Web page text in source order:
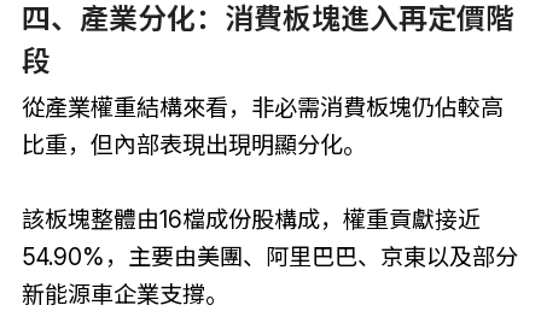
四、產業分化：消費板塊進入再定價階
段
從產業權重結構來看，非必需消費板塊仍佔較高
比重，但內部表現出現明顯分化。
該板塊整體由16檔成份股構成，權重貢獻接近
54.90%，主要由美團、阿里巴巴、京東以及部分
新能源車企業支撐。